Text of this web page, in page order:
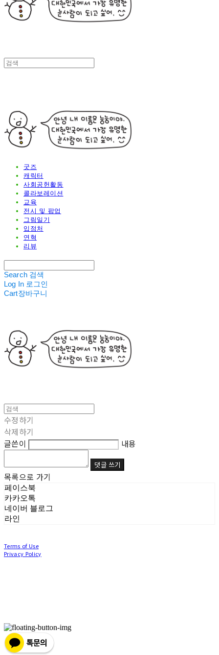
굿즈
캐릭터
사회공헌활동
콜라보레이션
교육
전시 및 팝업
그림일기
입점처
연혁
리뷰
Search 검색
Log In 로그인
Cart장바구니
수정하기
삭제하기
글쓴이
내용
댓글 쓰기
목록으로 가기
페이스북
카카오톡
네이버 블로그
라인
Terms of Use
Privacy Policy